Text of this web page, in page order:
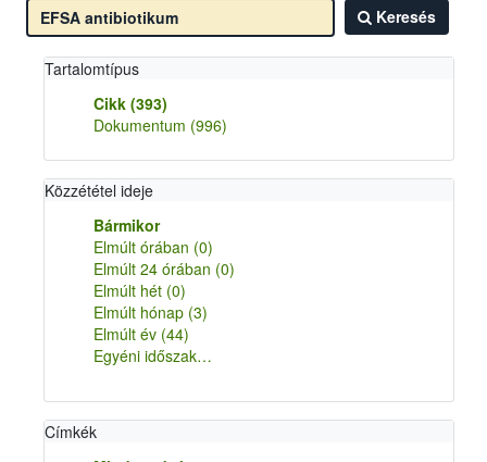
Keresés
Tartalomtípus
Cikk (393)
Dokumentum (996)
Közzététel ideje
Bármikor
Elmúlt órában (0)
Elmúlt 24 órában (0)
Elmúlt hét (0)
Elmúlt hónap (3)
Elmúlt év (44)
Egyéni időszak…
Címkék